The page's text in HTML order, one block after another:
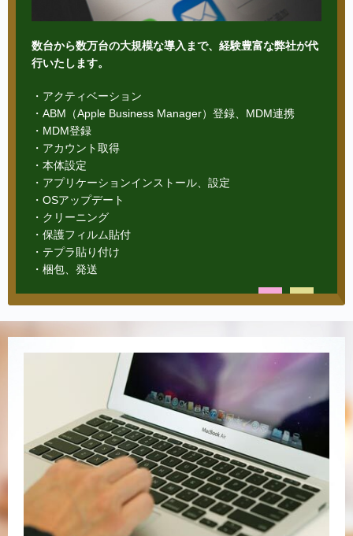
数台から数万台の大規模な導入まで、経験豊富な弊社が代
行いたします。
・アクティベーション
・ABM（Apple Business Manager）登録、MDM連携
・MDM登録
・アカウント取得
・本体設定
・アプリケーションインストール、設定
・OSアップデート
・クリーニング
・保護フィルム貼付
・テプラ貼り付け
・梱包、発送